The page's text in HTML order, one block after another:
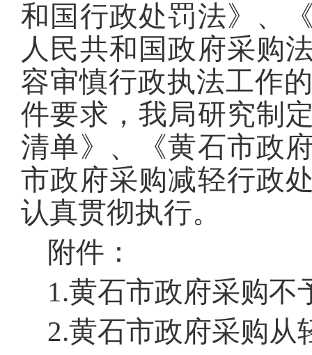
和国行政处罚法》、
人民共和国政府采购
容审慎行政执法工作
件要求，我局研究制
清单》、《黄石市政
市政府采购减轻行政
认真贯彻执行。
附件：
1.黄石市政府采购不
2.黄石市政府采购从